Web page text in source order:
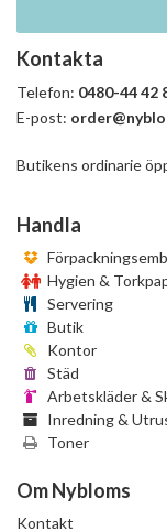
Kontakta
Telefon: 0480-44 42
E-post:
Butikens ordinarie
Handla
Hygien &
Servering
Butik
Kontor
Städ
Arbetskläder &
Inredning &
Toner
Om Nybloms
Kontakt